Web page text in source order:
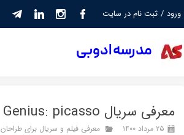
ورود / ثبت نام در سایت
حساب کاربری من
تغییر گذر واژه
خروج از حساب کاربری
​​​مدرسه ادوبی
معرفی سریال Genius: picasso
۲۵ مرداد ۱۴۰۰ معرفی فیلم و سریال برای طراحان